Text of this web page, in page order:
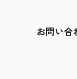
お問い合